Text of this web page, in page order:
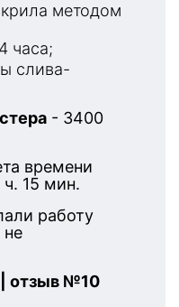
методом
часа;
слива-
- 3400
времени
15 мин.
работу
не
| отзыв №10